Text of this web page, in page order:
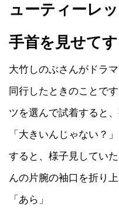
ューティーレッ
手首を見せて
大竹しのぶさんがドラ
同行したときのことで
ツを選んで試着すると
「大きいんじゃない？」
すると、様子見してい
んの片腕の袖口を折り上
「あら」